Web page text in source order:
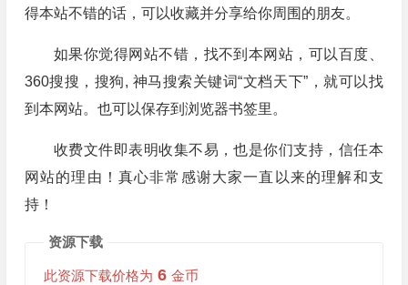
得本站不错的话，可以收藏并分享给你周围的朋友。
如果你觉得网站不错，找不到本网站，可以百度、
360搜搜，搜狗, 神马搜索关键词“文档天下”，就可以找
到本网站。也可以保存到浏览器书签里。
收费文件即表明收集不易，也是你们支持，信任本
网站的理由！真心非常感谢大家一直以来的理解和支
持！
资源下载
此资源下载价格为 6 金币